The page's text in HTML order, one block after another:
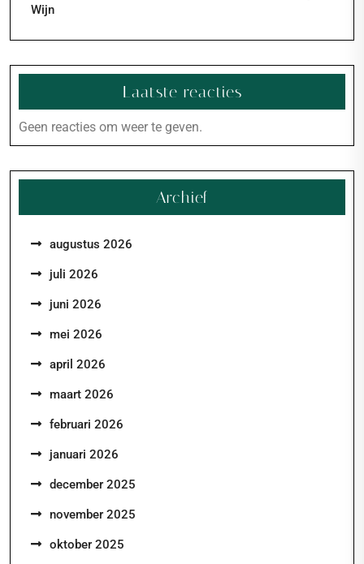
Wijn
Laatste reacties
Geen reacties om weer te geven.
Archief
augustus 2026
juli 2026
juni 2026
mei 2026
april 2026
maart 2026
februari 2026
januari 2026
december 2025
november 2025
oktober 2025